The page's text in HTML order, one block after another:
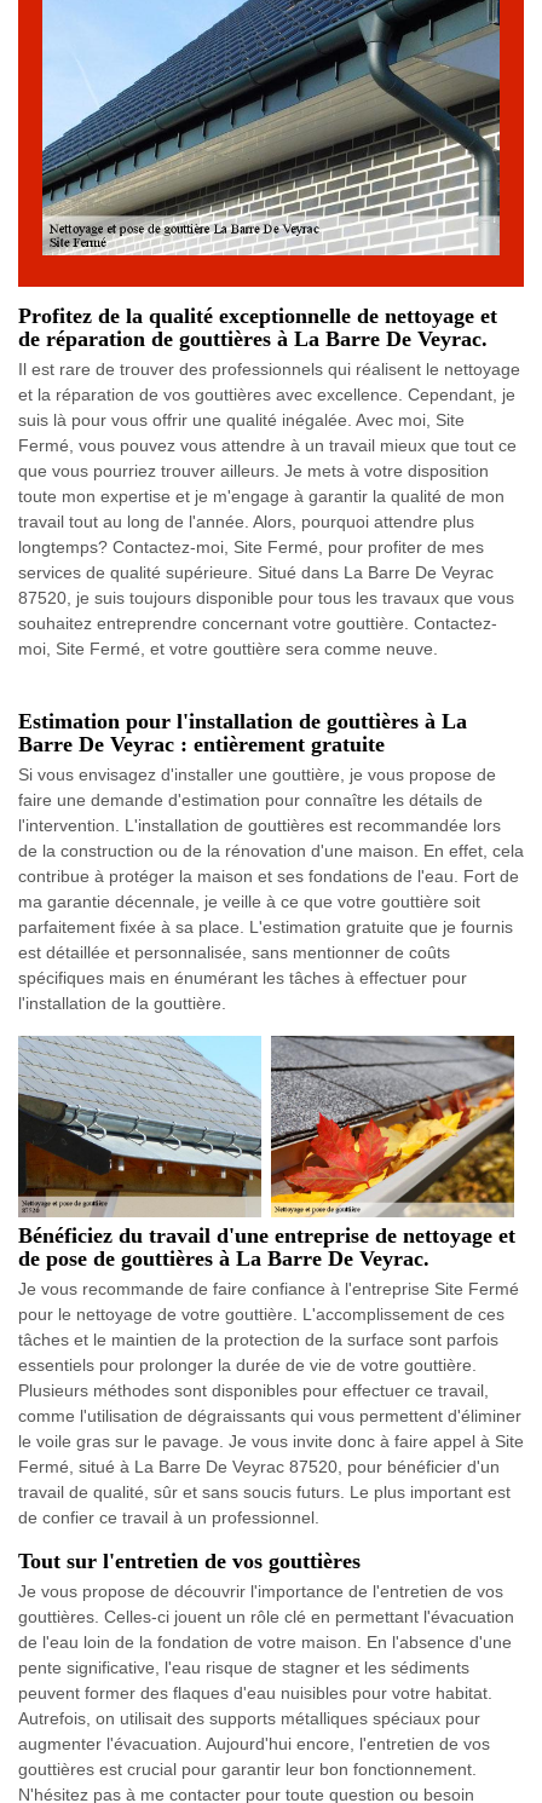
Profitez de la qualité exceptionnelle de nettoyage et
de réparation de gouttières à La Barre De Veyrac.
Il est rare de trouver des professionnels qui réalisent le nettoyage
et la réparation de vos gouttières avec excellence. Cependant, je
suis là pour vous offrir une qualité inégalée. Avec moi, Site
Fermé, vous pouvez vous attendre à un travail mieux que tout ce
que vous pourriez trouver ailleurs. Je mets à votre disposition
toute mon expertise et je m'engage à garantir la qualité de mon
travail tout au long de l'année. Alors, pourquoi attendre plus
longtemps? Contactez-moi, Site Fermé, pour profiter de mes
services de qualité supérieure. Situé dans La Barre De Veyrac
87520, je suis toujours disponible pour tous les travaux que vous
souhaitez entreprendre concernant votre gouttière. Contactez-
moi, Site Fermé, et votre gouttière sera comme neuve.
Estimation pour l'installation de gouttières à La
Barre De Veyrac : entièrement gratuite
Si vous envisagez d'installer une gouttière, je vous propose de
faire une demande d'estimation pour connaître les détails de
l'intervention. L'installation de gouttières est recommandée lors
de la construction ou de la rénovation d'une maison. En effet, cela
contribue à protéger la maison et ses fondations de l'eau. Fort de
ma garantie décennale, je veille à ce que votre gouttière soit
parfaitement fixée à sa place. L'estimation gratuite que je fournis
est détaillée et personnalisée, sans mentionner de coûts
spécifiques mais en énumérant les tâches à effectuer pour
l'installation de la gouttière.
Bénéficiez du travail d'une entreprise de nettoyage et
de pose de gouttières à La Barre De Veyrac.
Je vous recommande de faire confiance à l'entreprise Site Fermé
pour le nettoyage de votre gouttière. L'accomplissement de ces
tâches et le maintien de la protection de la surface sont parfois
essentiels pour prolonger la durée de vie de votre gouttière.
Plusieurs méthodes sont disponibles pour effectuer ce travail,
comme l'utilisation de dégraissants qui vous permettent d'éliminer
le voile gras sur le pavage. Je vous invite donc à faire appel à Site
Fermé, situé à La Barre De Veyrac 87520, pour bénéficier d'un
travail de qualité, sûr et sans soucis futurs. Le plus important est
de confier ce travail à un professionnel.
Tout sur l'entretien de vos gouttières
Je vous propose de découvrir l'importance de l'entretien de vos
gouttières. Celles-ci jouent un rôle clé en permettant l'évacuation
de l'eau loin de la fondation de votre maison. En l'absence d'une
pente significative, l'eau risque de stagner et les sédiments
peuvent former des flaques d'eau nuisibles pour votre habitat.
Autrefois, on utilisait des supports métalliques spéciaux pour
augmenter l'évacuation. Aujourd'hui encore, l'entretien de vos
gouttières est crucial pour garantir leur bon fonctionnement.
N'hésitez pas à me contacter pour toute question ou besoin